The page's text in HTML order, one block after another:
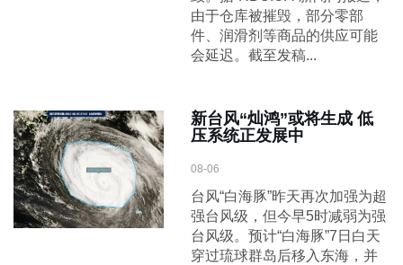
由于仓库被摧毁，部分零部
件、润滑剂等商品的供应可能
会延迟。截至发稿...
新台风“灿鸿”或将生成 低
压系统正发展中
08-06
台风“白海豚”昨天再次加强为超
强台风级，但今早5时减弱为强
台风级。预计“白海豚”7日白天
穿过琉球群岛后移入东海，并